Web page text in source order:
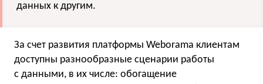
данных к другим.
За счет развития платформы Weborama клиентам
доступны разнообразные сценарии работы
с данными, в их числе: обогащение